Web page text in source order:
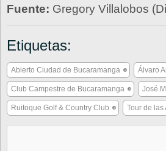
Fuente: Gregory Villalobos
Etiquetas:
Abierto Ciudad de Bucaramanga Álvaro
Club Campestre de Bucaramanga José
Ruitoque Golf & Country Club Tour de las